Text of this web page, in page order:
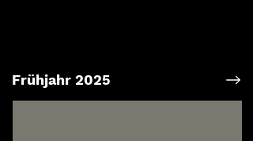
Frühjahr 2025